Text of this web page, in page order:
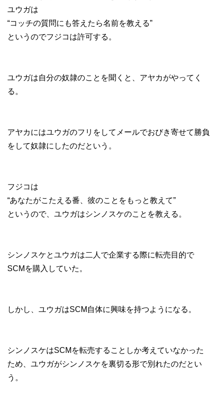
ユウガは
“コッチの質問にも答えたら名前を教える”
というのでフジコは許可する。
ユウガは自分の奴隷のことを聞くと、アヤカがやってく
る。
アヤカにはユウガのフリをしてメールでおびき寄せて勝負
をして奴隷にしたのだという。
フジコは
“あなたがこたえる番、彼のことをもっと教えて”
というので、ユウガはシンノスケのことを教える。
シンノスケとユウガは二人で企業する際に転売目的で
SCMを購入していた。
しかし、ユウガはSCM自体に興味を持つようになる。
シンノスケはSCMを転売することしか考えていなかった
ため、ユウガがシンノスケを裏切る形で別れたのだとい
う。